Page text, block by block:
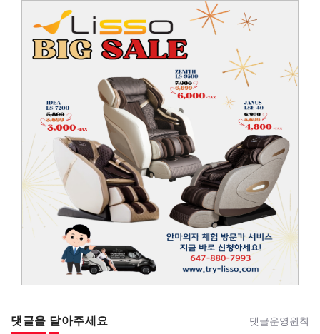
댓글을 달아주세요 댓글운영원칙